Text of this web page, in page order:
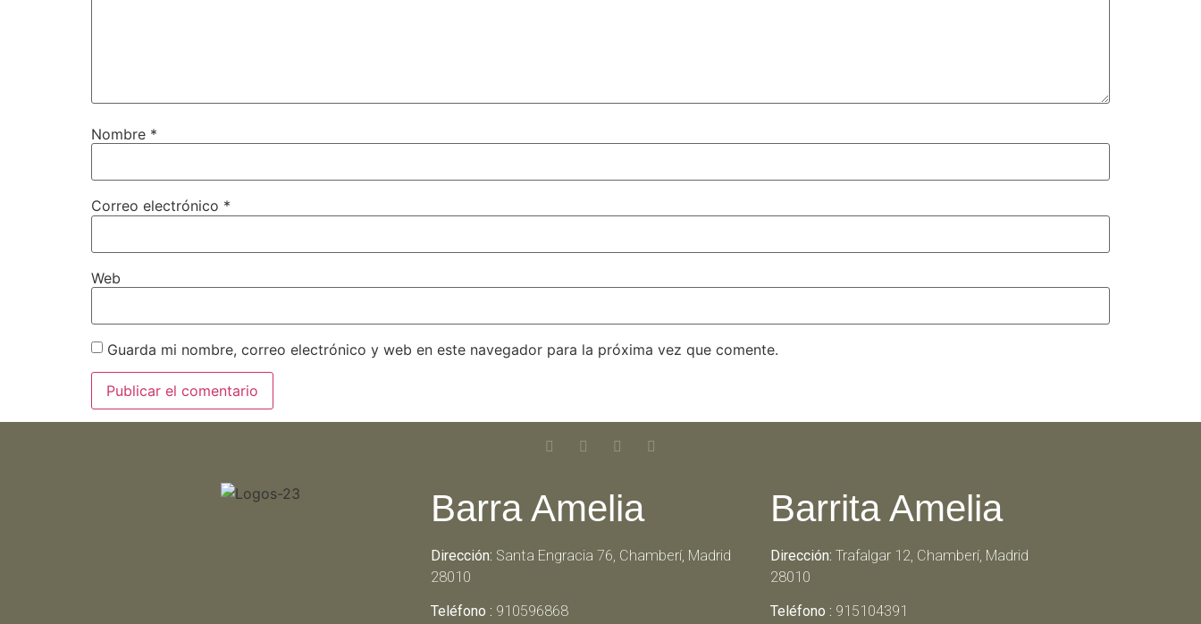
Nombre *
Correo electrónico *
Web
Guarda mi nombre, correo electrónico y web en este navegador para la próxima vez que comente.
Barra Amelia
Dirección: Santa Engracia 76, Chamberí, Madrid
28010
Teléfono : 910596868
Barrita Amelia
Dirección: Trafalgar 12, Chamberí, Madrid
28010
Teléfono : 915104391